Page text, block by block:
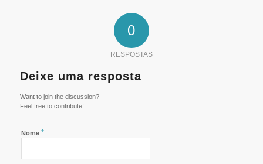
0
RESPOSTAS
Deixe uma resposta
Want to join the discussion?
Feel free to contribute!
Nome *